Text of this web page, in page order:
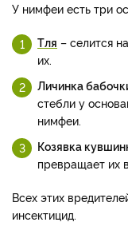
У нимфеи есть три
Тля – селится
их.
Личинка
стебли у
нимфеи.
Козявка
превращает их
Всех этих
инсектицид.